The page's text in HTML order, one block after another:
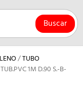
Buscar
/TUBO
1M D.90 S.-B-